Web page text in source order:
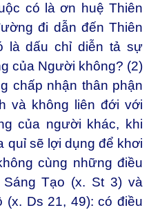
có là ơn huệ Thiên
đi dẫn đến Thiên
là dấu chỉ diễn tả sự
của Người không? (2)
chấp nhận thân phận
và không liên đới với
của người khác, khi
quỉ sẽ lợi dụng để khơi
cùng những điều
Tạo (x. St 3) và
Ds 21, 49): có điều